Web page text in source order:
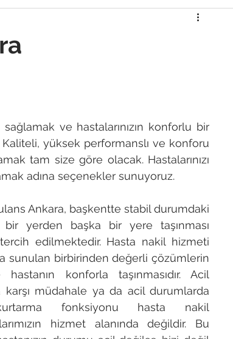
ve hastalarınızın konforlu bir
yüksek performanslı ve konforu
tam size göre olacak. Hastalarınızı
adına seçenekler sunuyoruz.
Ankara, başkentte stabil durumdaki
bir yerden başka bir yere taşınması
edilmektedir. Hasta nakil hizmeti
sunulan birbirinden değerli çözümlerin
hastanın konforla taşınmasıdır. Acil
karşı müdahale ya da acil durumlarda
fonksiyonu hasta nakil
hizmet alanında değildir. Bu